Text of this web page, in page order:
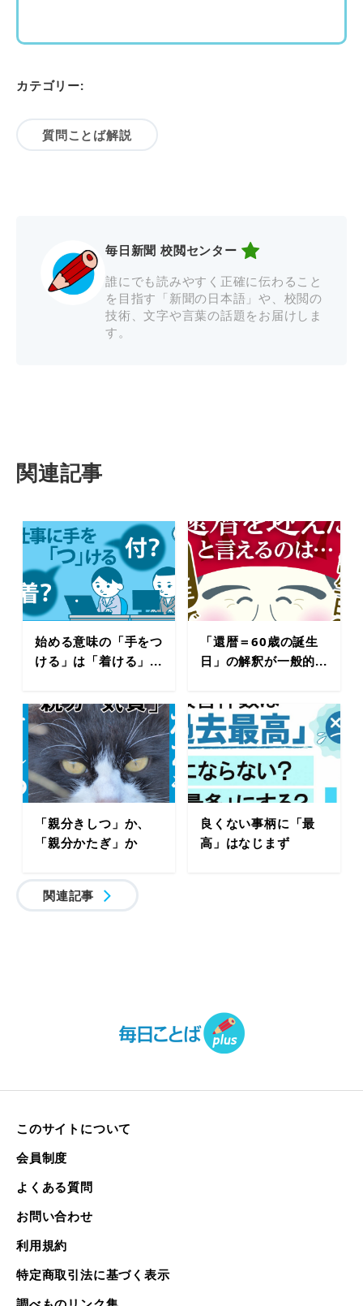
カテゴリー:
質問ことば解説
毎日新聞 校閲センター
誰にでも読みやすく正確に伝わること
を目指す「新聞の日本語」や、校閲の
技術、文字や言葉の話題をお届けしま
す。
関連記事
始める意味の「手をつ
ける」は「着ける」...
「還暦＝60歳の誕生
日」の解釈が一般的...
「親分きしつ」か、
「親分かたぎ」か
良くない事柄に「最
高」はなじまず
関連記事
このサイトについて
会員制度
よくある質問
お問い合わせ
利用規約
特定商取引法に基づく表示